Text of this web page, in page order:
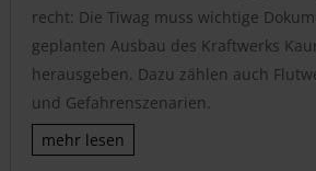
recht: Die Tiwag muss wichtige
geplanten Ausbau des Kraftwerks
herausgeben. Dazu zählen auch
und Gefahrenszenarien.
mehr lesen